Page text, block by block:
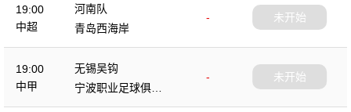
19:00
中超
河南队
-
青岛西海岸
未开始
19:00
中甲
无锡吴钩
-
宁波职业足球俱乐
部
未开始